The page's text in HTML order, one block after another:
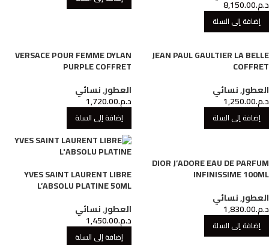
د.م.8,150.00
إضافة إلى السلة
JEAN PAUL GAULTIER LA BELLE
COFFRET
العطور,نسائي
د.م.1,250.00
إضافة إلى السلة
VERSACE POUR FEMME DYLAN
PURPLE COFFRET
العطور,نسائي
د.م.1,720.00
إضافة إلى السلة
DIOR J’ADORE EAU DE PARFUM
INFINISSIME 100ML
العطور,نسائي
د.م.1,830.00
إضافة إلى السلة
YVES SAINT LAURENT LIBRE
L’ABSOLU PLATINE 50ML
العطور,نسائي
د.م.1,450.00
إضافة إلى السلة